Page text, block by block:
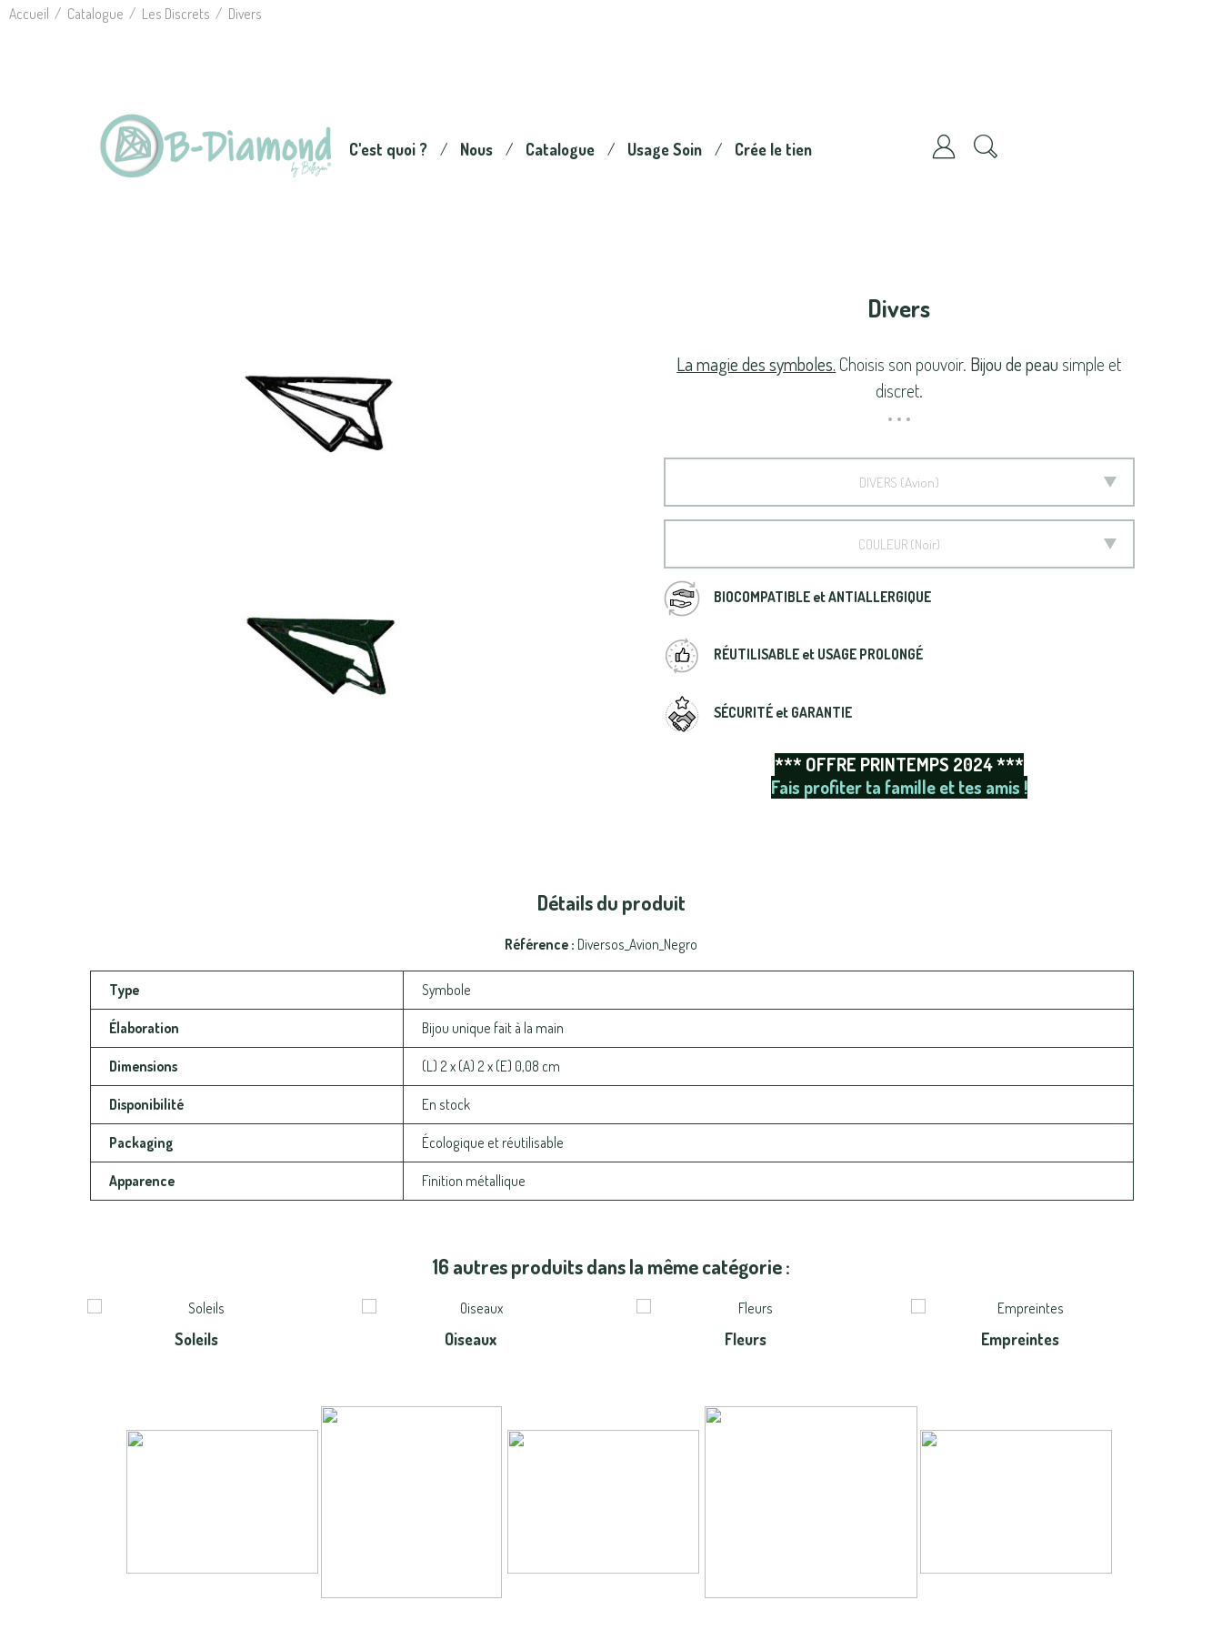
Accueil Catalogue Les Discrets Divers
C'est quoi ? Nous Catalogue Usage Soin Crée le tien
Divers
La magie des symboles. Choisis son pouvoir. Bijou de peau simple et
discret.
DIVERS Avion
COULEUR Noir
BIOCOMPATIBLE et ANTIALLERGIQUE
RÉUTILISABLE et USAGE PROLONGÉ
SÉCURITÉ et GARANTIE
*** OFFRE PRINTEMPS 2024 ***
Fais profiter ta famille et tes amis !
Détails du produit
Référence Diversos_Avion_Negro
Type Symbole
Élaboration Bijou unique fait à la main
Dimensions (L) 2 x (A) 2 x (E) 0,08 cm
Disponibilité En stock
Packaging Écologique et réutilisable
Apparence Finition métallique
16 autres produits dans la même catégorie :
Soleils Oiseaux Fleurs Empreintes